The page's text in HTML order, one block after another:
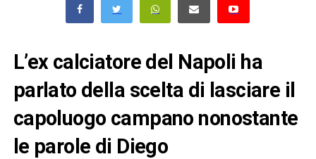
L’ex calciatore del Napoli ha
parlato della scelta di lasciare il
capoluogo campano nonostante
le parole di Diego